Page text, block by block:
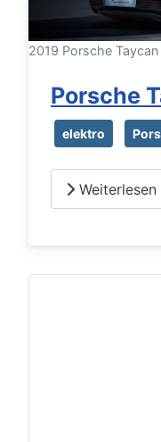
2019 Porsche Taycan
Porsche
elektro